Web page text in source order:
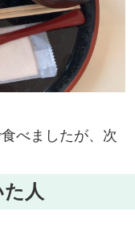
べましたが、次
人